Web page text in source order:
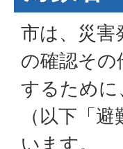
市は、災害
の確認その
するために
（以下「
います。